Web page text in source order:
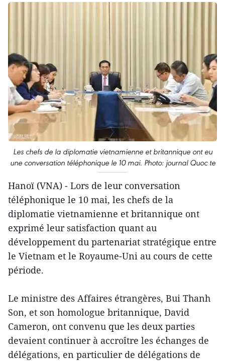
Les chefs de la diplomatie vietnamienne et britannique ont eu
une conversation téléphonique le 10 mai. Photo: journal Quoc te
Hanoï (VNA) - Lors de leur conversation
téléphonique le 10 mai, les chefs de la
diplomatie vietnamienne et britannique ont
exprimé leur satisfaction quant au
développement du partenariat stratégique entre
le Vietnam et le Royaume-Uni au cours de cette
période.
Le ministre des Affaires étrangères, Bui Thanh
Son, et son homologue britannique, David
Cameron, ont convenu que les deux parties
devaient continuer à accroître les échanges de
délégations, en particulier de délégations de